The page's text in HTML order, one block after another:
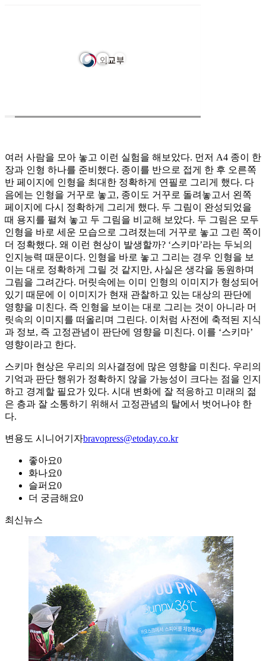
여러 사람을 모아 놓고 이런 실험을 해보았다. 먼저 A4 종이 한
장과 인형 하나를 준비했다. 종이를 반으로 접게 한 후 오른쪽
반 페이지에 인형을 최대한 정확하게 연필로 그리게 했다. 다
음에는 인형을 거꾸로 놓고, 종이도 거꾸로 돌려놓고서 왼쪽
페이지에 다시 정확하게 그리게 했다. 두 그림이 완성되었을
때 용지를 펼쳐 놓고 두 그림을 비교해 보았다. 두 그림은 모두
인형을 바로 세운 모습으로 그려졌는데 거꾸로 놓고 그린 쪽이
더 정확했다. 왜 이런 현상이 발생할까? ‘스키마’라는 두뇌의
인지능력 때문이다. 인형을 바로 놓고 그리는 경우 인형을 보
이는 대로 정확하게 그릴 것 같지만, 사실은 생각을 동원하며
그림을 그려간다. 머릿속에는 이미 인형의 이미지가 형성되어
있기 때문에 이 이미지가 현재 관찰하고 있는 대상의 판단에
영향을 미친다. 즉 인형을 보이는 대로 그리는 것이 아니라 머
릿속의 이미지를 떠올리며 그린다. 이처럼 사전에 축적된 지식
과 정보, 즉 고정관념이 판단에 영향을 미친다. 이를 ‘스키마’
영향이라고 한다.
스키마 현상은 우리의 의사결정에 많은 영향을 미친다. 우리의
기억과 판단 행위가 정확하지 않을 가능성이 크다는 점을 인지
하고 경계할 필요가 있다. 시대 변화에 잘 적응하고 미래의 젊
은 층과 잘 소통하기 위해서 고정관념의 탈에서 벗어나야 한
다.
변용도 시니어기자bravopress@etoday.co.kr
좋아요0
화나요0
슬퍼요0
더 궁금해요0
최신뉴스